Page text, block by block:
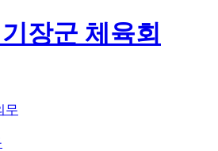
장군 체육회
무